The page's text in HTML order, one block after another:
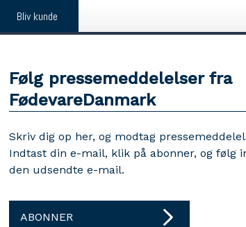
Bliv kunde
Følg pressemeddelelser fra
FødevareDanmark
Skriv dig op her, og modtag
Indtast din e-mail, klik på abonner, og følg
den udsendte e-mail.
ABONNER